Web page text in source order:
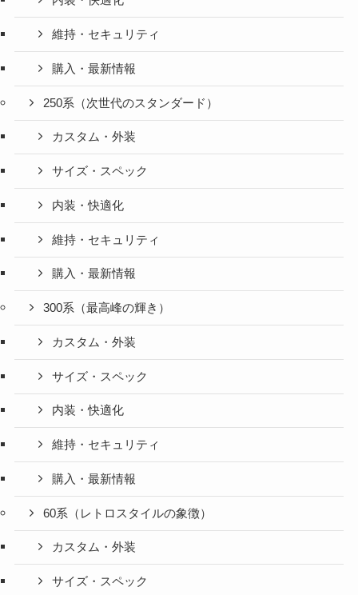
維持・セキュリティ
購入・最新情報
250系（次世代のスタンダード）
カスタム・外装
サイズ・スペック
内装・快適化
維持・セキュリティ
購入・最新情報
300系（最高峰の輝き）
カスタム・外装
サイズ・スペック
内装・快適化
維持・セキュリティ
購入・最新情報
60系（レトロスタイルの象徴）
カスタム・外装
サイズ・スペック